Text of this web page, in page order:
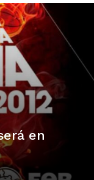
en